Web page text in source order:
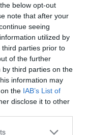
below opt-out
note that after your
seeing
utilized by
parties prior to
of the further
third parties on the
information may
the IAB’s List of
disclose it to other